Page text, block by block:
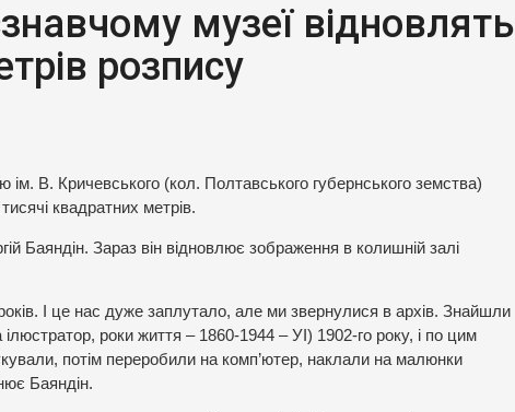
музеї відновлять
розпису
ім. В. Кричевського (кол. Полтавського губернського земства)
квадратних метрів.
Баяндін. Зараз він відновлює зображення в колишній залі
І це нас дуже заплутало, але ми звернулися в архів. Знайшли
роки життя – 1860-1944 – УІ) 1902-го року, і по цим
потім переробили на комп’ютер, наклали на малюнки
Баяндін.